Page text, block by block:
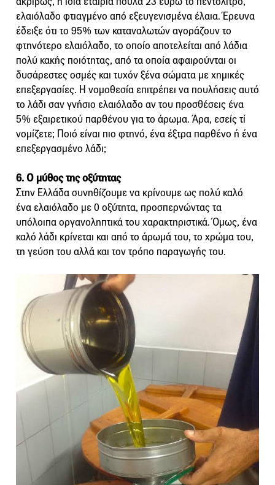
ελαιόλαδο φτιαγμένο από εξευγενισμένα έλαια. Έρευνα
έδειξε ότι το 95% των καταναλωτών αγοράζουν το
φτηνότερο ελαιόλαδο, το οποίο αποτελείται από λάδια
πολύ κακής ποιότητας, από τα οποία αφαιρούνται οι
δυσάρεστες οσμές και τυχόν ξένα σώματα με χημικές
επεξεργασίες. Η νομοθεσία επιτρέπει να πουλήσεις αυτό
το λάδι σαν γνήσιο ελαιόλαδο αν του προσθέσεις ένα
5% εξαιρετικού παρθένου για το άρωμα. Άρα, εσείς τί
νομίζετε; Ποιό είναι πιο φτηνό, ένα έξτρα παρθένο ή ένα
επεξεργασμένο λάδι;
6. Ο μύθος της οξύτητας
Στην Ελλάδα συνηθίζουμε να κρίνουμε ως πολύ καλό
ένα ελαιόλαδο με 0 οξύτητα, προσπερνώντας τα
υπόλοιπα οργανοληπτικά του χαρακτηριστικά. Όμως, ένα
καλό λάδι κρίνεται και από το άρωμά του, το χρώμα του,
τη γεύση του αλλά και τον τρόπο παραγωγής του.